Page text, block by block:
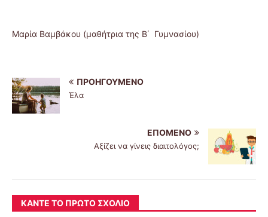
Μαρία Βαμβάκου (μαθήτρια της Β΄ Γυμνασίου)
ΠΡΟΗΓΟΎΜΕΝΟ
Έλα
ΕΠΌΜΕΝΟ
Αξίζει να γίνεις διαιτολόγος;
ΚΆΝΤΕ ΤΟ ΠΡΏΤΟ ΣΧΌΛΙΟ